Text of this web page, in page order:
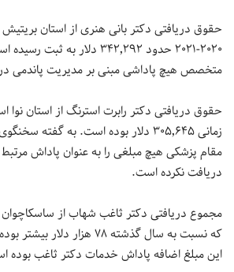
حقوق دریافتی دکتر بانی هنری از استان
۲۰۲۰-۲۰۲۱ حدود ۳۴۲٬۲۹۲ دلار
متخصص هیچ پاداشی مبنی بر مدیریت پاندمی
حقوق دریافتی دکتر رابرت استرنگ از استان نوا
زمانی ۳۰۵٬۶۴۵ دلار بوده است. به گفته
مقام پزشکی هیچ مبلغی را به عنوان پاداش
دریافت نکرده است.
که نسبت به سال گذشته ۷۸
این مبلغ اضافه پاداش خدمات دکتر ثاغب بوده